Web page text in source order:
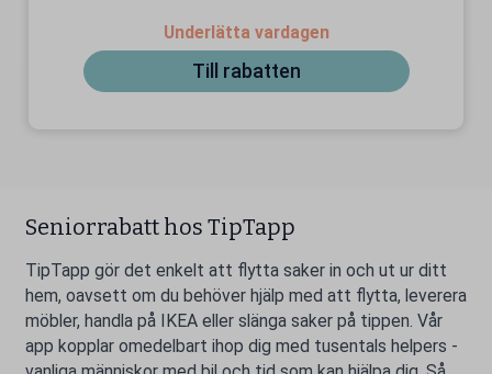
Underlätta vardagen
Till rabatten
Seniorrabatt hos TipTapp
TipTapp gör det enkelt att flytta saker in och ut ur ditt
hem, oavsett om du behöver hjälp med att flytta, leverera
möbler, handla på IKEA eller slänga saker på tippen. Vår
app kopplar omedelbart ihop dig med tusentals helpers -